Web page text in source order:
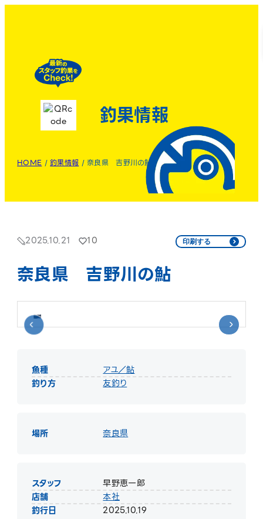
釣果情報
HOME /釣果情報 /奈良県 吉野川の鮎
2025.10.21 10 印刷する
奈良県 吉野川の鮎
魚種
アユ／鮎
釣り方
友釣り
場所 奈良県
スタッフ
早野恵一郞
店舗
本社
釣行日
2025.10.19